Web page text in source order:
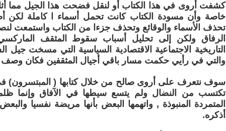
كشفت أروى في هذا الكتاب أو لنقل فضحت هذا الجيل
خاصة وأن مسودة الكتاب كانت تحمل أسماء ا كاملة لكن
تحذف الأسماء والوقائع وتحذف جزءا من الكتاب واستمعت
الرفاق ولكن إلى تحليل أسباب سقوط المثقف
التاريخية الاجتماعية الاقتصادية السياسية التي مسخت
والتي في رأيي حكمت مسار باقي أجيال المثقفين فكان
سوف نتعرف على أروى صالح من خلال كتابها ( المبتسرون)
تكتسب من النضال ولم يتسع سيطها في الآفاق
المتمردة المنبوذة , واتهمها البعض بأنها مريضة نفسيا
أذكره.